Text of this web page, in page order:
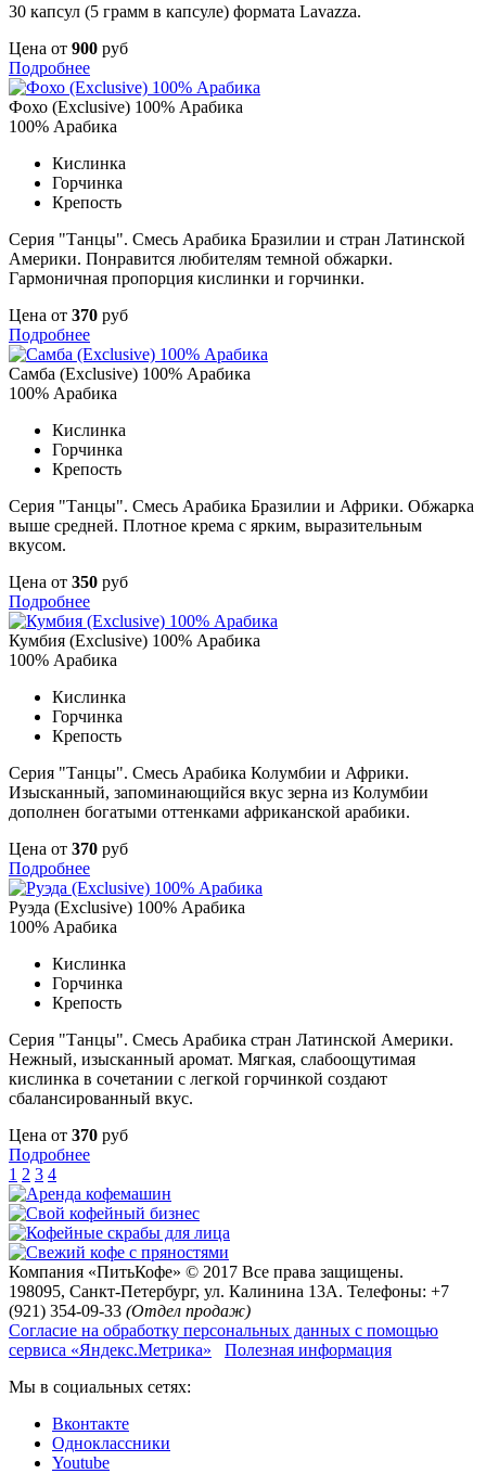
30 капсул (5 грамм в капсуле) формата Lavazza.
Цена от 900 руб
Подробнее
Фохо (Exclusive) 100% Арабика
100% Арабика
Кислинка
Горчинка
Крепость
Серия "Танцы". Смесь Арабика Бразилии и стран Латинской
Америки. Понравится любителям темной обжарки.
Гармоничная пропорция кислинки и горчинки.
Цена от 370 руб
Подробнее
Самба (Exclusive) 100% Арабика
100% Арабика
Кислинка
Горчинка
Крепость
Серия "Танцы". Смесь Арабика Бразилии и Африки. Обжарка
выше средней. Плотное крема с ярким, выразительным
вкусом.
Цена от 350 руб
Подробнее
Кумбия (Exclusive) 100% Арабика
100% Арабика
Кислинка
Горчинка
Крепость
Серия "Танцы". Смесь Арабика Колумбии и Африки.
Изысканный, запоминающийся вкус зерна из Колумбии
дополнен богатыми оттенками африканской арабики.
Цена от 370 руб
Подробнее
Руэда (Exclusive) 100% Арабика
100% Арабика
Кислинка
Горчинка
Крепость
Серия "Танцы". Смесь Арабика стран Латинской Америки.
Нежный, изысканный аромат. Мягкая, слабоощутимая
кислинка в сочетании с легкой горчинкой создают
сбалансированный вкус.
Цена от 370 руб
Подробнее
1 2 3 4
Компания «ПитьКофе» © 2017 Все права защищены.
198095, Санкт-Петербург, ул. Калинина 13А. Телефоны: +7
(921) 354-09-33 (Отдел продаж)
Согласие на обработку персональных данных с помощью
сервиса «Яндекс.Метрика»
Полезная информация
Мы в социальных сетях:
Вконтакте
Одноклассники
Youtube